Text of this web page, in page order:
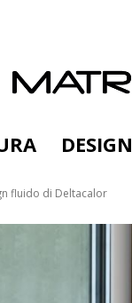
DESIGN
fluido di Deltacalor